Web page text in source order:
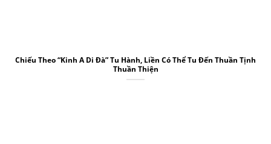
Chiếu Theo “Kinh A Di Đà” Tu Hành, Liền Có Thể Tu Đến Thuần Tịnh
Thuần Thiện